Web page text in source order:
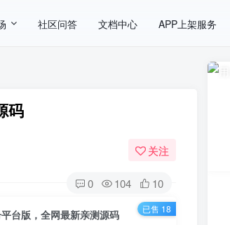
社区问答 文档中心 APP上架服务
码
关注
0 104 10
台版，全网最新亲测源码 已售 18